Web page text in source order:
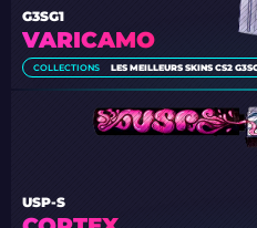
VARICAMO
G3SG1
COLLECTIONS
USP-S